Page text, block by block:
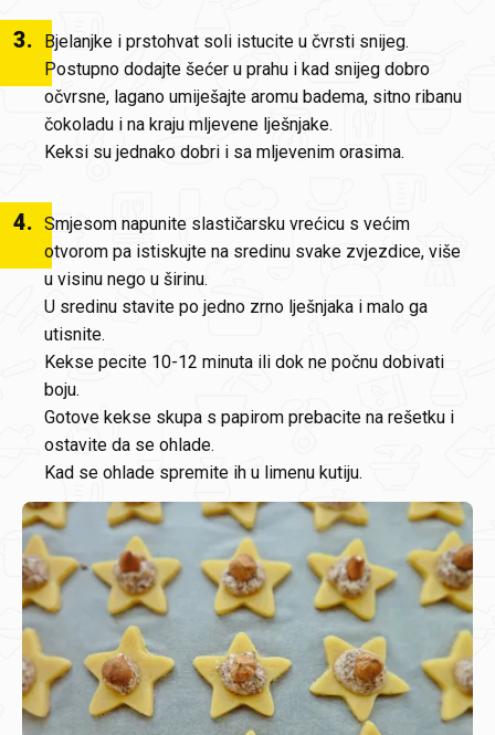
3.
Bjelanjke i prstohvat soli istucite u čvrsti snijeg.
Postupno dodajte šećer u prahu i kad snijeg dobro
očvrsne, lagano umiješajte aromu badema, sitno ribanu
čokoladu i na kraju mljevene lješnjake.
Keksi su jednako dobri i sa mljevenim orasima.
4. Smjesom napunite slastičarsku vrećicu s većim
otvorom pa istiskujte na sredinu svake zvjezdice, više
u visinu nego u širinu.
U sredinu stavite po jedno zrno lješnjaka i malo ga
utisnite.
Kekse pecite 10-12 minuta ili dok ne počnu dobivati
boju.
Gotove kekse skupa s papirom prebacite na rešetku i
ostavite da se ohlade.
Kad se ohlade spremite ih u limenu kutiju.